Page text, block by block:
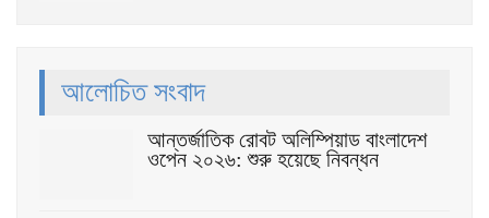
আলোচিত সংবাদ
আন্তর্জাতিক রোবট অলিম্পিয়াড বাংলাদেশ
ওপেন ২০২৬: শুরু হয়েছে নিবন্ধন